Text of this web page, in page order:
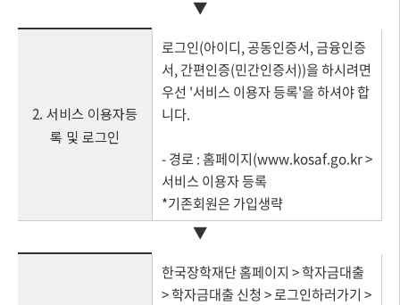
▼
2. 서비스 이용자등
록 및 로그인
로그인(아이디, 공동인증서, 금융인증
서, 간편인증(민간인증서))을 하시려면
우선 '서비스 이용자 등록'을 하셔야 합
니다.
- 경로 : 홈페이지(www.kosaf.go.kr >
서비스 이용자 등록
*기존회원은 가입생략
▼
한국장학재단 홈페이지 > 학자금대출
> 학자금대출 신청 > 로그인하러가기 >